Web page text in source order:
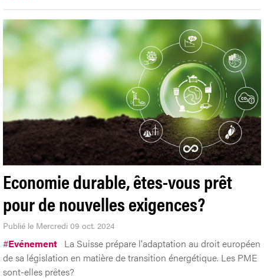
Economie durable, êtes-vous prêt
pour de nouvelles exigences?
Publié le Mercredi 09 oct. 2024
#Evénement La Suisse prépare l'adaptation au droit européen
de sa législation en matière de transition énergétique. Les PME
sont-elles prêtes?